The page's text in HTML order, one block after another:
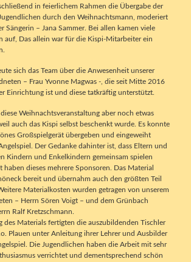
in feierlichem Rahmen die Übergabe der
durch den Weihnachtsmann, moderiert
Sängerin – Jana Sammer. Bei allen kamen viele
auf, Das allein war für die Kispi-Mitarbeiter ein
sich das Team über die Anwesenheit unserer
– Frau Yvonne Magwas -, die seit Mitte 2016
Einrichtung ist und diese tatkräftig unterstützt.
diese Weihnachtsveranstaltung aber noch etwas
auch das Kispi selbst beschenkt wurde. Es konnte
Großspielgerät übergeben und eingeweiht
Der Gedanke dahinter ist, dass Eltern und
Kindern und Enkelkindern gemeinsam spielen
haben dieses mehrere Sponsoren. Das Material
bereit und übernahm auch den größten Teil
Materialkosten wurden getragen von unserem
– Herrn Sören Voigt – und dem Grünbach
Ralf Kretzschmann.
des Materials fertigten die auszubildenden Tischler
Plauen unter Anleitung ihrer Lehrer und Ausbilder
Die Jugendlichen haben die Arbeit mit sehr
verrichtet und dementsprechend schön